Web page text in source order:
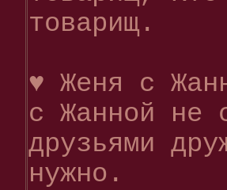
товарищ.
♥ Женя с
с Жанной не
друзьями
нужно.